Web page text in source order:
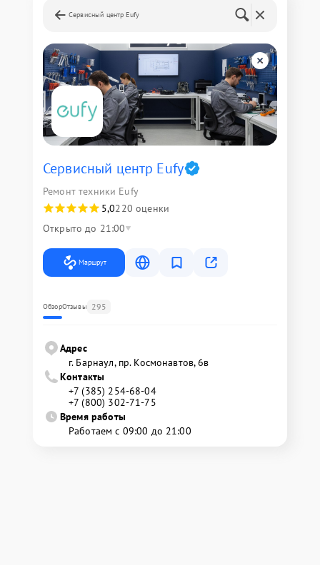
Сервисный центр Eufy
Сервисный центр Eufy
Ремонт техники Eufy
5,0220 оценки
Открыто до 21:00
Маршрут
ОбзорОтзывы 295
Адрес
г. Барнаул, ​пр. Космонавтов, 6в
Контакты
+7 (385) 254-68-04
+7 (800) 302-71-75
Время работы
Работаем с 09:00 до 21:00